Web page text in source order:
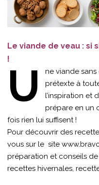
Le viande de veau : si
!
U
ne viande
prétexte à
l’inspiration et
prépare en un
fois rien lui suffisent !
Pour découvrir des
vous sur le site
préparation et conseils
recettes hivernales,